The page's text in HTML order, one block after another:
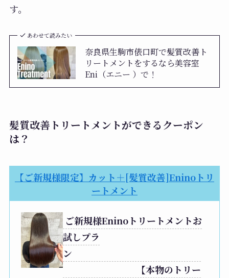
す。
あわせて読みたい
奈良県生駒市俵口町で髪質改善ト
リートメントをするなら美容室
Eni（エニー ）で！
髪質改善トリートメントができるクーポン
は？
【ご新規様限定】カット＋[髪質改善]Eninoトリ
ートメント
ご新規様Eninoトリートメントお
試しプラ
ン
【本物のトリー